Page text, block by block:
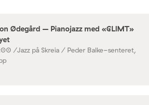
Ødegård – Pianojazz med «GLIMT»
/Jazz på Skreia / Peder Balke-senteret,